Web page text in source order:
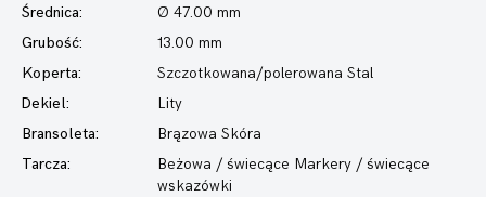
Średnica:
Ø 47.00 mm
Grubość:
13.00 mm
Koperta:
Szczotkowana/polerowana Stal
Dekiel:
Lity
Bransoleta:
Brązowa Skóra
Tarcza:
Beżowa / świecące Markery / świecące
wskazówki